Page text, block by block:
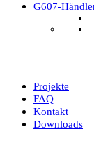
G607-
Projekte
FAQ
Kontakt
Downloads